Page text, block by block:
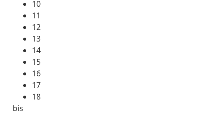
10
11
12
13
14
15
16
17
18
bis